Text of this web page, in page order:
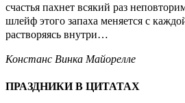
счастья пахнет всякий раз
шлейф этого запаха меняется с
растворяясь внутри…
Констанс Винка Майорелле
ПРАЗДНИКИ В ЦИТАТАХ